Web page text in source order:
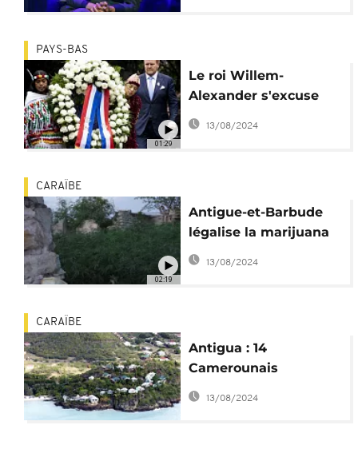
01:29
PAYS-BAS
Le roi Willem-
Alexander s'excuse
pour le rôle des Pays-
13/08/2024
02:19
CARAÏBE
Antigue-et-Barbude
légalise la marijuana
pour la communauté
rastafari
13/08/2024
CARAÏBE
Antigua : 14
Camerounais
secourus d'un
naufrage près de
13/08/2024